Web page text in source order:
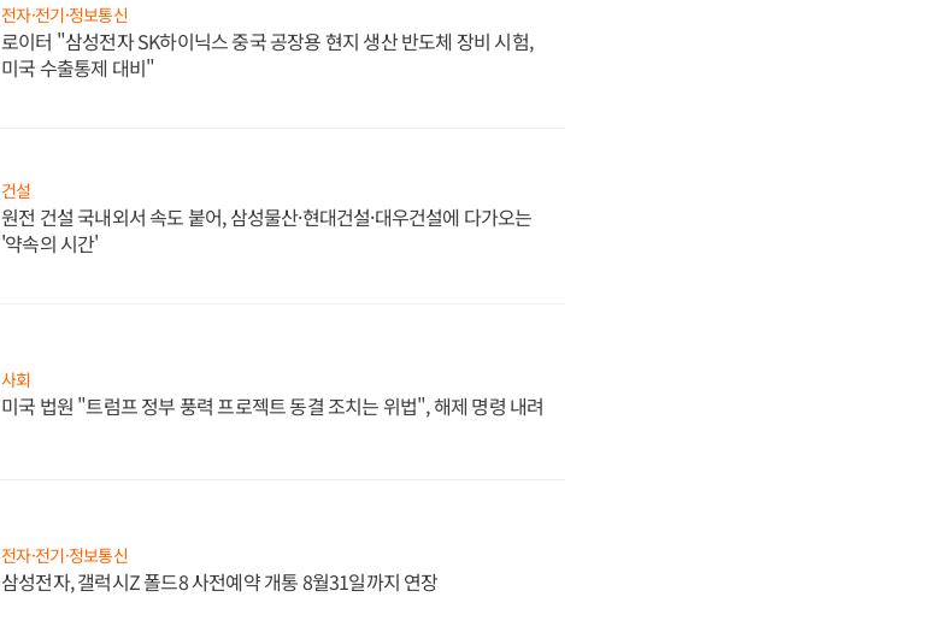
전자·전기·정보통신
로이터 "삼성전자 SK하이닉스 중국 공장용 현지 생산 반도체 장비 시험,
미국 수출통제 대비"
건설
원전 건설 국내외서 속도 붙어, 삼성물산·현대건설·대우건설에 다가오는
'약속의 시간'
사회
미국 법원 "트럼프 정부 풍력 프로젝트 동결 조치는 위법", 해제 명령 내려
전자·전기·정보통신
삼성전자, 갤럭시Z 폴드8 사전예약 개통 8월31일까지 연장